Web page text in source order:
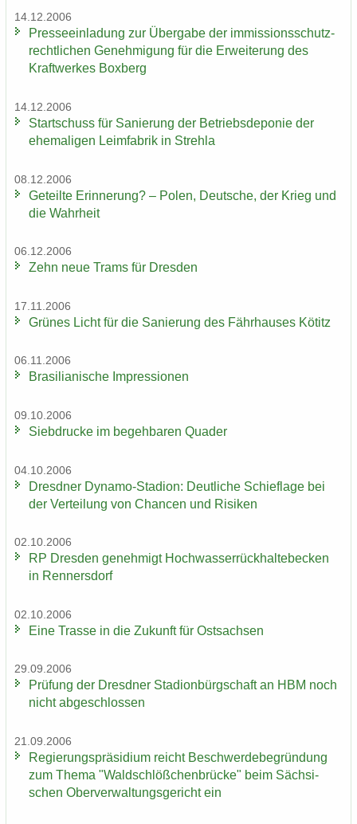
14.12.2006
Pres­se­ein­la­dung zur Über­ga­be der im­mis­si­ons­schutz­
recht­li­chen Ge­neh­mi­gung für die Er­wei­te­rung des
Kraft­wer­kes Box­berg
14.12.2006
Start­schuss für Sa­nie­rung der Be­triebs­de­po­nie der
ehe­ma­li­gen Leim­fa­brik in Streh­la
08.12.2006
Ge­teil­te Er­in­ne­rung? – Polen, Deut­sche, der Krieg und
die Wahr­heit
06.12.2006
Zehn neue Trams für Dres­den
17.11.2006
Grü­nes Licht für die Sa­nie­rung des Fähr­hau­ses Kö­titz
06.11.2006
Bra­si­lia­ni­sche Im­pres­sio­nen
09.10.2006
Sieb­dru­cke im be­geh­ba­ren Qua­der
04.10.2006
Dresd­ner Dynamo-​Stadion: Deut­li­che Schief­la­ge bei
der Ver­tei­lung von Chan­cen und Ri­si­ken
02.10.2006
RP Dres­den ge­neh­migt Hoch­was­ser­rück­hal­te­be­cken
in Ren­ners­dorf
02.10.2006
Eine Tras­se in die Zu­kunft für Ost­sach­sen
29.09.2006
Prü­fung der Dresd­ner Sta­di­on­bürg­schaft an HBM noch
nicht ab­ge­schlos­sen
21.09.2006
Re­gie­rungs­prä­si­di­um reicht Be­schwer­de­be­grün­dung
zum Thema "Wald­schlöß­chen­brü­cke" beim Säch­si­
schen Ober­ver­wal­tungs­ge­richt ein